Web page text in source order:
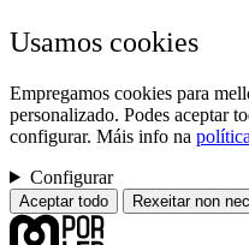
Usamos cookies
Empregamos cookies para
personalizado. Podes aceptar
configurar. Máis info na
Configurar
Aceptar todo Rexeitar non